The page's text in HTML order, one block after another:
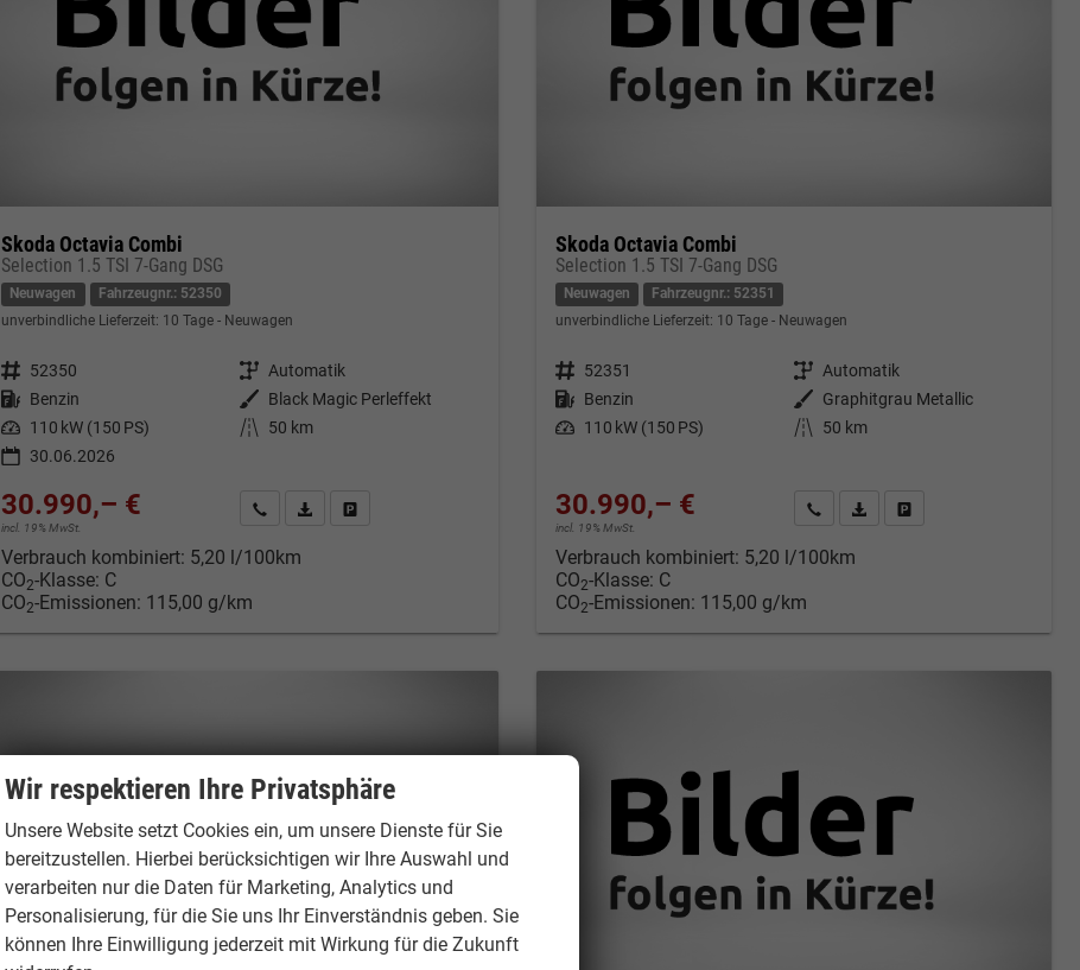
Skoda Octavia Combi
Selection 1.5 TSI 7-Gang DSG
Neuwagen
Fahrzeugnr.: 52350
unverbindliche Lieferzeit: 10 Tage Neuwagen
Fahrzeugnr. 52350 Getriebe Automatik
Kraftstoff Benzin Außenfarbe
Black Magic Perleffekt
Leistung 110 kW (150 PS) Kilometerstand
50 km
30.06.2026
30.990,– €
incl. 19% MwSt.
Kontakt & Angebot anfordern
PDF-Datei, Fahrzeugexposé drucken
Fahrzeug merken/Expose drucken
Verbrauch kombiniert: 5,20 l/100km
CO2-Klasse: C
CO2-Emissionen: 115,00 g/km
Skoda Octavia Combi
Selection 1.5 TSI 7-Gang DSG
Neuwagen
Fahrzeugnr.: 52351
unverbindliche Lieferzeit: 10 Tage Neuwagen
Fahrzeugnr. 52351 Getriebe Automatik
Kraftstoff Benzin Außenfarbe
Graphitgrau Metallic
Leistung 110 kW (150 PS) Kilometerstand 50 km
30.990,– €
incl. 19% MwSt.
Kontakt & Angebot anfordern
PDF-Datei, Fahrzeugexposé
Fahrzeug merken/Expose
Verbrauch kombiniert: 5,20 l/100km
CO2-Klasse: C
CO2-Emissionen: 115,00 g/km
Wir respektieren Ihre Privatsphäre
Unsere Website setzt Cookies ein, um unsere Dienste für Sie
bereitzustellen. Hierbei berücksichtigen wir Ihre Auswahl und
verarbeiten nur die Daten für Marketing, Analytics und
Personalisierung, für die Sie uns Ihr Einverständnis geben. Sie
können Ihre Einwilligung jederzeit mit Wirkung für die Zukunft